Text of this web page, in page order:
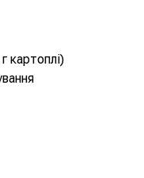
картоплі)